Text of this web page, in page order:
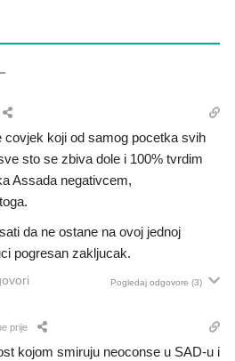
covjek koji od samog pocetka svih
sto se zbiva dole i 100% tvrdim
Assada negativcem,
da ne ostane na ovoj jednoj
pogresan zakljucak.
Pogledaj odgovore (3)
prije
kojom smiruju neoconse u SAD-u i